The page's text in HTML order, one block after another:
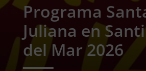
Programa
Juliana en
del Mar 2026